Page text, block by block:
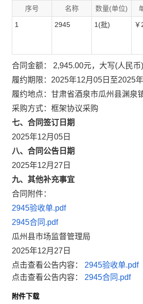
序号 名称 数量(单位)
1 2945 1(批)
合同金额： 2,945.00元，大写(人民
履约期限：2025年12月05日至2025
履约地点：甘肃省酒泉市瓜州县渊泉
采购方式：框架协议采购
七、合同签订日期
2025年12月05日
八、合同公告日期
2025年12月27日
九、其他补充事宜
合同附件：
2945验收单.pdf
2945合同.pdf
瓜州县市场监督管理局
2025年12月27日
点击查看公告内容： 2945验收单.pdf
点击查看公告内容： 2945合同.pdf
附件下载